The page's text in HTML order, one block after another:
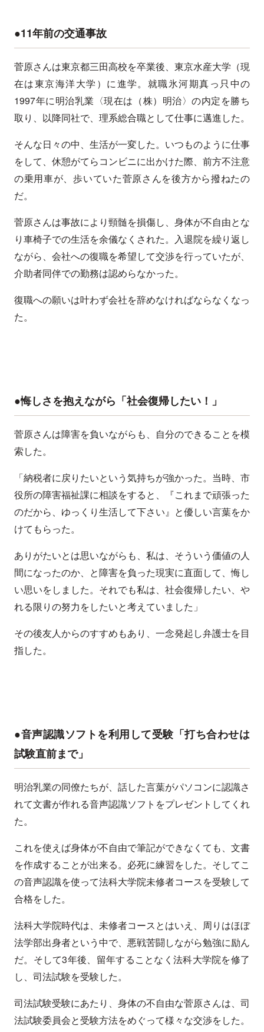
●11年前の交通事故
菅原さんは東京都三田高校を卒業後、東京水産大学（現
在は東京海洋大学）に進学。就職氷河期真っ只中の
1997年に明治乳業〈現在は（株）明治〉の内定を勝ち
取り、以降同社で、理系総合職として仕事に邁進した。
そんな日々の中、生活が一変した。いつものように仕事
をして、休憩がてらコンビニに出かけた際、前方不注意
の乗用車が、歩いていた菅原さんを後方から撥ねたの
だ。
菅原さんは事故により頸髄を損傷し、身体が不自由とな
り車椅子での生活を余儀なくされた。入退院を繰り返し
ながら、会社への復職を希望して交渉を行っていたが、
介助者同伴での勤務は認めらなかった。
復職への願いは叶わず会社を辞めなければならなくなっ
た。
●悔しさを抱えながら「社会復帰したい！」
菅原さんは障害を負いながらも、自分のできることを模
索した。
「納税者に戻りたいという気持ちが強かった。当時、市
役所の障害福祉課に相談をすると、『これまで頑張った
のだから、ゆっくり生活して下さい』と優しい言葉をか
けてもらった。
ありがたいとは思いながらも、私は、そういう価値の人
間になったのか、と障害を負った現実に直面して、悔し
い思いをしました。それでも私は、社会復帰したい、や
れる限りの努力をしたいと考えていました」
その後友人からのすすめもあり、一念発起し弁護士を目
指した。
●音声認識ソフトを利用して受験「打ち合わせは
試験直前まで」
明治乳業の同僚たちが、話した言葉がパソコンに認識さ
れて文書が作れる音声認識ソフトをプレゼントしてくれ
た。
これを使えば身体が不自由で筆記ができなくても、文書
を作成することが出来る。必死に練習をした。そしてこ
の音声認識を使って法科大学院未修者コースを受験して
合格をした。
法科大学院時代は、未修者コースとはいえ、周りはほぼ
法学部出身者という中で、悪戦苦闘しながら勉強に励ん
だ。そして3年後、留年することなく法科大学院を修了
し、司法試験を受験した。
司法試験受験にあたり、身体の不自由な菅原さんは、司
法試験委員会と受験方法をめぐって様々な交渉をした。